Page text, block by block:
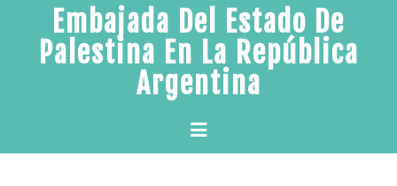
content
Embajada Del Estado De
Palestina En La República
Argentina
Primary
Menu